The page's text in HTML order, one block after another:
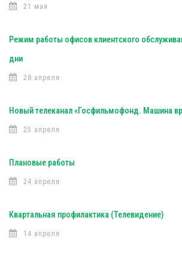
21 мая
Режим работы офисов клиентского
дни
28 апреля
Новый телеканал «Госфильмофонд. Машина
25 апреля
Плановые работы
24 апреля
Квартальная профилактика (Телевидение)
14 апреля